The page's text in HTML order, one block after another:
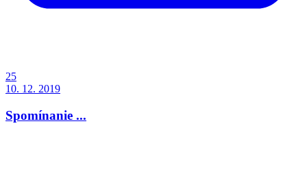
25
10. 12. 2019
Spomínanie ...